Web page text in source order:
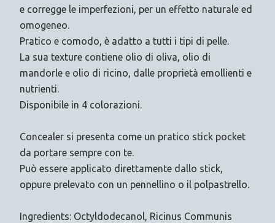
e corregge le imperfezioni, per un effetto naturale ed
omogeneo.
Pratico e comodo, è adatto a tutti i tipi di pelle.
La sua texture contiene olio di oliva, olio di
mandorle e olio di ricino, dalle proprietà emollienti e
nutrienti.
Disponibile in 4 colorazioni.
Concealer si presenta come un pratico stick pocket
da portare sempre con te.
Può essere applicato direttamente dallo stick,
oppure prelevato con un pennellino o il polpastrello.
Ingredients: Octyldodecanol, Ricinus Communis